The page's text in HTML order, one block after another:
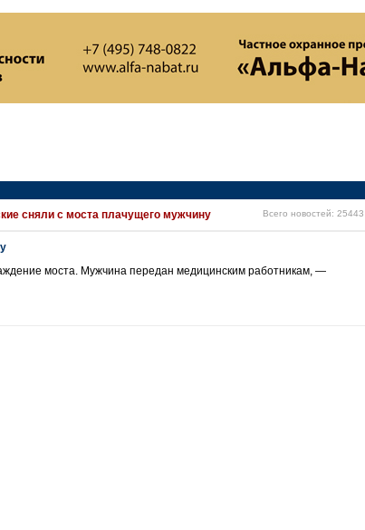
сняли с моста плачущего мужчину Всего новостей: 25443
моста. Мужчина передан медицинским работникам, —